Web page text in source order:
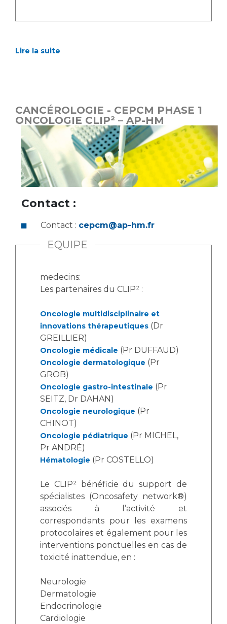
Lire la suite
CANCÉROLOGIE - CEPCM PHASE 1
ONCOLOGIE CLIP² – AP-HM
Contact :
Contact : cepcm@ap-hm.fr
EQUIPE
medecins:
Les partenaires du CLIP² :
Oncologie multidisciplinaire et
innovations thérapeutiques (Dr
GREILLIER)
Oncologie médicale (Pr DUFFAUD)
Oncologie dermatologique (Pr
GROB)
Oncologie gastro-intestinale (Pr
SEITZ, Dr DAHAN)
Oncologie neurologique (Pr
CHINOT)
Oncologie pédiatrique (Pr MICHEL,
Pr ANDRÉ)
Hématologie (Pr COSTELLO)
Le CLIP² bénéficie du support de
spécialistes (Oncosafety network®)
associés à l’activité et
correspondants pour les examens
protocolaires et également pour les
interventions ponctuelles en cas de
toxicité inattendue, en :
Neurologie
Dermatologie
Endocrinologie
Cardiologie